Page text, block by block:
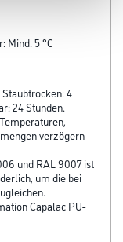
Mind. 5 °C
4
24 Stunden.
verzögern
und RAL 9007 ist
um die bei
Capalac PU-